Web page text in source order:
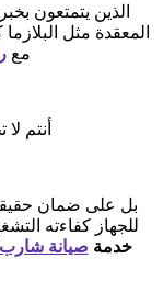
الذين يتمتعون
المعقدة مثل
مع
أنتم
بل على ضمان
للجهاز كفاءته التشغيلية
خدمة صيانة شارب